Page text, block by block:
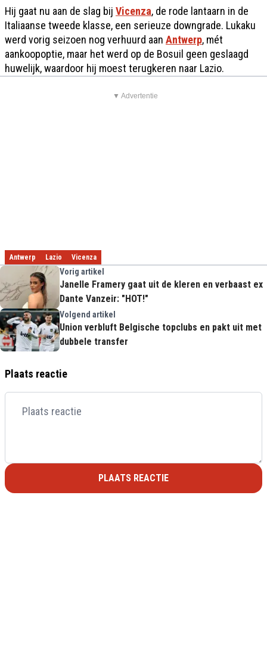
Hij gaat nu aan de slag bij Vicenza, de rode lantaarn in de
Italiaanse tweede klasse, een serieuze downgrade. Lukaku
werd vorig seizoen nog verhuurd aan Antwerp, mét
aankoopoptie, maar het werd op de Bosuil geen geslaagd
huwelijk, waardoor hij moest terugkeren naar Lazio.
▼ Advertentie
Antwerp Lazio Vicenza
Vorig artikel
Janelle Framery gaat uit de kleren en verbaast ex
Dante Vanzeir: "HOT!"
Volgend artikel
Union verbluft Belgische topclubs en pakt uit met
dubbele transfer
Plaats reactie
PLAATS REACTIE